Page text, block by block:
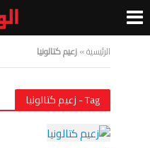
الرئيسية»زعيم كتالونيا
Tag - زعيم كتالونيا